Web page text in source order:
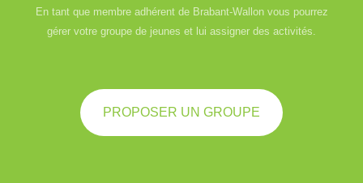
En tant que membre adhérent de Brabant-Wallon vous pourrez
gérer votre groupe de jeunes et lui assigner des activités.
PROPOSER UN GROUPE